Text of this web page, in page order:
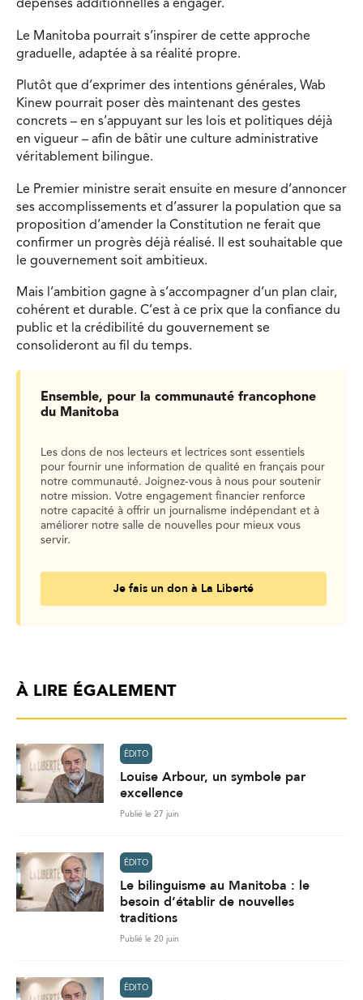
dépenses additionnelles à engager.
Le Manitoba pourrait s’inspirer de cette approche
graduelle, adaptée à sa réalité propre.
Plutôt que d’exprimer des intentions générales, Wab
Kinew pourrait poser dès maintenant des gestes
concrets – en s’appuyant sur les lois et politiques déjà
en vigueur – afin de bâtir une culture administrative
véritablement bilingue.
Le Premier ministre serait ensuite en mesure d’annoncer
ses accomplissements et d’assurer la population que sa
proposition d’amender la Constitution ne ferait que
confirmer un progrès déjà réalisé. Il est souhaitable que
le gouvernement soit ambitieux.
Mais l’ambition gagne à s’accompagner d’un plan clair,
cohérent et durable. C’est à ce prix que la confiance du
public et la crédibilité du gouvernement se
consolideront au fil du temps.
Ensemble, pour la communauté francophone
du Manitoba
Les dons de nos lecteurs et lectrices sont essentiels
pour fournir une information de qualité en français pour
notre communauté. Joignez-vous à nous pour soutenir
notre mission. Votre engagement financier renforce
notre capacité à offrir un journalisme indépendant et à
améliorer notre salle de nouvelles pour mieux vous
servir.
Je fais un don à La Liberté
À LIRE ÉGALEMENT
ÉDITO
Louise Arbour, un symbole par
excellence
Publié le 27 juin
ÉDITO
Le bilinguisme au Manitoba : le
besoin d’établir de nouvelles
traditions
Publié le 20 juin
ÉDITO